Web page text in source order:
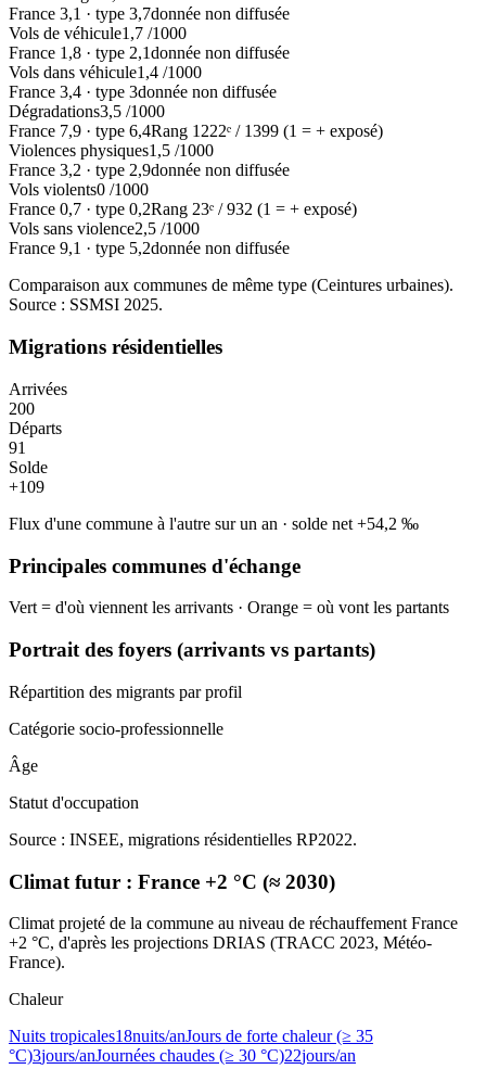
France 3,1 · type 3,7donnée non diffusée
Vols de véhicule1,7 /1000
France 1,8 · type 2,1donnée non diffusée
Vols dans véhicule1,4 /1000
France 3,4 · type 3donnée non diffusée
Dégradations3,5 /1000
France 7,9 · type 6,4Rang 1222ᵉ / 1399 (1 = + exposé)
Violences physiques1,5 /1000
France 3,2 · type 2,9donnée non diffusée
Vols violents0 /1000
France 0,7 · type 0,2Rang 23ᵉ /932 (1 = + exposé)
Vols sans violence2,5 /1000
France 9,1 · type 5,2donnée non diffusée
Comparaison aux communes de même type (Ceintures urbaines).
Source : SSMSI 2025.
Migrations résidentielles
Arrivées
200
Départs
91
Solde
+109
Flux d'une commune à l'autre sur un an · solde net +54,2 ‰
Principales communes d'échange
Vert = d'où viennent les arrivants · Orange = où vont les partants
Portrait des foyers (arrivants vs partants)
Répartition des migrants par profil
Catégorie socio-professionnelle
Âge
Statut d'occupation
Source : INSEE, migrations résidentielles RP2022.
Climat futur : France +2 °C (≈ 2030)
Climat projeté de la commune au niveau de réchauffement France
+2 °C, d'après les projections DRIAS (TRACC 2023, Météo-
France).
Chaleur
Nuits tropicales18nuits/anJours de forte chaleur (≥ 35
°C)3jours/anJournées chaudes (≥ 30 °C)22jours/an